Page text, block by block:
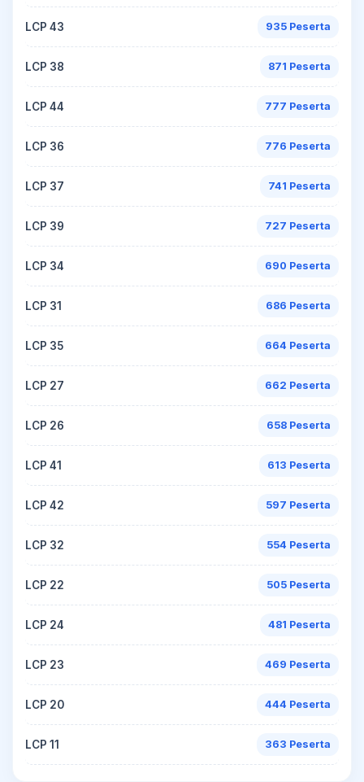
LCP 43 935 Peserta
LCP 38 871 Peserta
LCP 44 777 Peserta
LCP 36 776 Peserta
LCP 37 741 Peserta
LCP 39 727 Peserta
LCP 34 690 Peserta
LCP 31 686 Peserta
LCP 35 664 Peserta
LCP 27 662 Peserta
LCP 26 658 Peserta
LCP 41 613 Peserta
LCP 42 597 Peserta
LCP 32 554 Peserta
LCP 22 505 Peserta
LCP 24 481 Peserta
LCP 23 469 Peserta
LCP 20 444 Peserta
LCP 11 363 Peserta